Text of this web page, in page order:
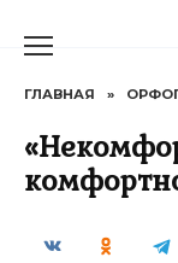
ГЛАВНАЯ »